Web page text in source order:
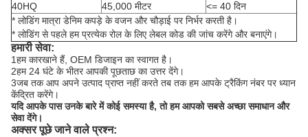
40HQ
45,000 मीटर
<= 40 दिन
* लोडिंग मात्रा डेनिम कपड़े के वजन और चौड़ाई पर निर्भर करती है।
* लोडिंग से पहले हम प्रत्येक रोल के लिए लेबल कोड की जांच करेंगे और बनाएंगे।
हमारी सेवा:
1हम कारखाने हैं, OEM डिजाइन का स्वागत है।
2हम 24 घंटे के भीतर आपकी पूछताछ का उत्तर देंगे।
3जब तक आप अपने उत्पाद प्राप्त नहीं करते तब तक हम आपके ट्रैकिंग नंबर पर ध्यान
केंद्रित करेंगे।
यदि आपके पास उनके बारे में कोई समस्या है, तो हम आपको सबसे अच्छा समाधान और
सेवा देंगे।
अक्सर पूछे जाने वाले प्रश्न: